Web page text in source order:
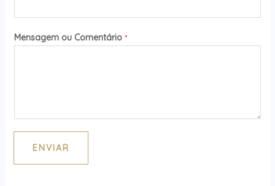
Mensagem ou Comentário *
ENVIAR